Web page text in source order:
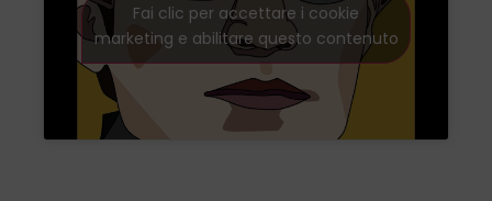
Fai clic per accettare i cookie
marketing e abilitare questo contenuto